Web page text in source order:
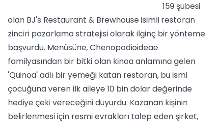
159 şubesi
olan BJ's Restaurant & Brewhouse isimli restoran
zinciri pazarlama stratejisi olarak ilginç bir yönteme
başvurdu. Menüsüne, Chenopodioideae
familyasından bir bitki olan kinoa anlamına gelen
'Quinoa' adlı bir yemeği katan restoran, bu ismi
çocuğuna veren ilk aileye 10 bin dolar değerinde
hediye çeki vereceğini duyurdu. Kazanan kişinin
belirlenmesi için resmi evrakları talep eden şirket,